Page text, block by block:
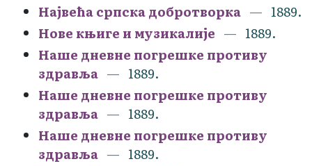
Највећа српска добротворка
1889.
Нове књиге и музикалије
1889.
Наше дневне погрешке противу
здравља
1889.
Наше дневне погрешке противу
здравља
1889.
Наше дневне погрешке противу
здравља
1889.